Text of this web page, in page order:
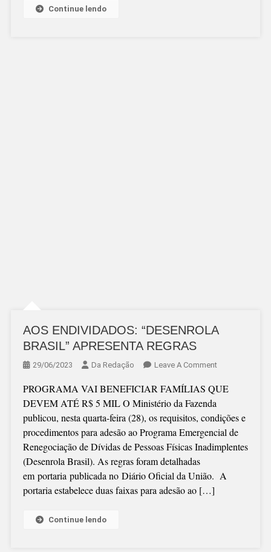
Continue lendo
AOS ENDIVIDADOS: “DESENROLA
BRASIL” APRESENTA REGRAS
29/06/2023 Da Redação Leave A CommentOn
ENDIVIDADOS:
“DESENROLA
BRASIL”
APRESENTA
REGRAS
PROGRAMA VAI BENEFICIAR FAMÍLIAS QUE
DEVEM ATÉ R$ 5 MIL O Ministério da Fazenda
publicou, nesta quarta-feira (28), os requisitos, condições e
procedimentos para adesão ao Programa Emergencial de
Renegociação de Dívidas de Pessoas Físicas Inadimplentes
(Desenrola Brasil). As regras foram detalhadas
em portaria publicada no Diário Oficial da União. A
portaria estabelece duas faixas para adesão ao […]
Continue lendo